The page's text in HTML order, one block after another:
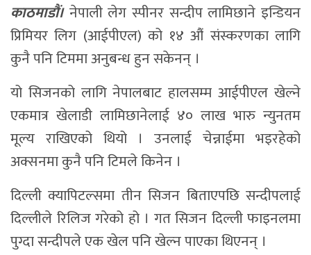
काठमाडौं।नेपाली लेग स्पीनर सन्दीप लामिछाने इन्डियन
प्रिमियर लिग (आईपीएल) को १४ औं संस्करणका लागि
कुनै पनि टिममा अनुबन्ध हुन सकेनन् ।
यो सिजनको लागि नेपालबाट हालसम्म आईपीएल खेल्ने
एकमात्र खेलाडी लामिछानेलाई ४० लाख भारु न्युनतम
मूल्य राखिएको थियो । उनलाई चेन्नाईमा भइरहेको
अक्सनमा कुनै पनि टिमले किनेन ।
दिल्ली क्यापिटल्समा तीन सिजन बिताएपछि सन्दीपलाई
दिल्लीले रिलिज गरेको हो । गत सिजन दिल्ली फाइनलमा
पुग्दा सन्दीपले एक खेल पनि खेल्न पाएका थिएनन् ।